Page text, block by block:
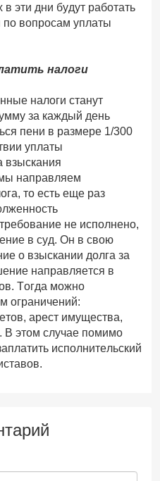
эти дни будут работать
по вопросам уплаты
налоги
налоги станут
за каждый день
пени в размере 1/300
уплаты
взыскания
направляем
то есть еще раз
не исполнено,
в суд. Он в свою
о взыскании долга за
направляется в
Тогда можно
ограничений:
арест имущества,
В этом случае помимо
исполнительский